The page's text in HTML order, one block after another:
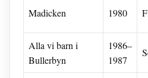
Madicken 1980
Alla vi barn i
Bullerbyn
1986–
1987